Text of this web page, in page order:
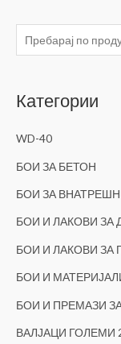
а
а
з
а
Категории
WD-40
БОИ ЗА БЕТОН
БОИ ЗА
БОИ И ЛАКОВИ ЗА
БОИ И ЛАКОВИ
БОИ И
БОИ И ПРЕМАЗИ
ВАЛЈАЦИ ГОЛЕМИ